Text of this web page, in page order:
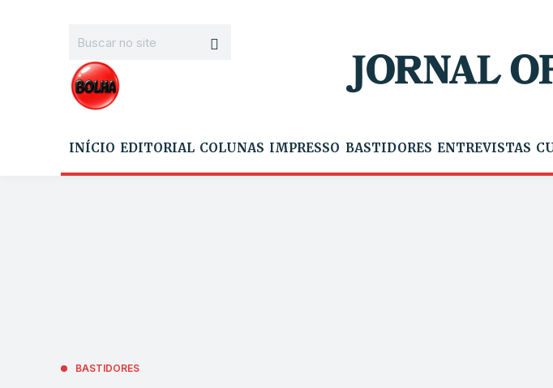
INÍCIO EDITORIAL COLUNAS IMPRESSO BASTIDORES ENTREVISTAS
BASTIDORES